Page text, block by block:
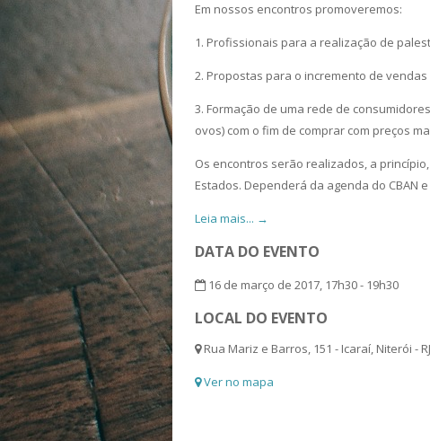
Em nossos encontros promoveremos:
1. Profissionais para a realização de
2. Propostas para o incremento de
3. Formação de uma rede de
ovos) com o fim de comprar com preços
Os encontros serão realizados, a
Estados. Dependerá da agenda do
Leia mais... →
DATA DO EVENTO
16 de março de 2017, 17h30 - 19h30
LOCAL DO EVENTO
Rua Mariz e Barros, 151 - Icaraí, Niterói -
Ver no mapa